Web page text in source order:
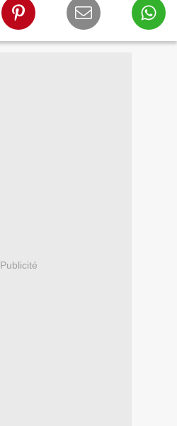
Publicité